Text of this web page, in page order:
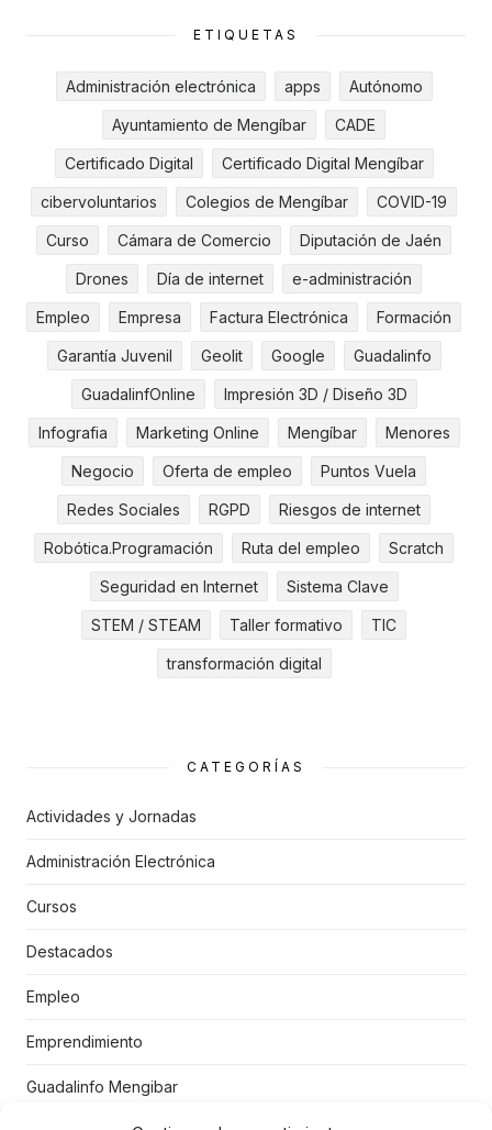
ETIQUETAS
Administración electrónica apps Autónomo
Ayuntamiento de Mengíbar CADE
Certificado Digital Certificado Digital Mengíbar
cibervoluntarios Colegios de Mengíbar COVID-19
Curso Cámara de Comercio Diputación de Jaén
Drones Día de internet e-administración
Empleo Empresa Factura Electrónica Formación
Garantía Juvenil Geolit Google Guadalinfo
GuadalinfOnline Impresión 3D / Diseño 3D
Infografia Marketing Online Mengíbar Menores
Negocio Oferta de empleo Puntos Vuela
Redes Sociales RGPD Riesgos de internet
Robótica.Programación Ruta del empleo Scratch
Seguridad en Internet Sistema Clave
STEM / STEAM Taller formativo TIC
transformación digital
CATEGORÍAS
Actividades y Jornadas
Administración Electrónica
Cursos
Destacados
Empleo
Emprendimiento
Guadalinfo Mengibar